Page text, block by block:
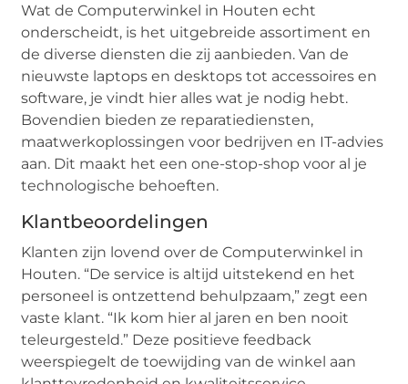
Wat de Computerwinkel in Houten echt
onderscheidt, is het uitgebreide assortiment en
de diverse diensten die zij aanbieden. Van de
nieuwste laptops en desktops tot accessoires en
software, je vindt hier alles wat je nodig hebt.
Bovendien bieden ze reparatiediensten,
maatwerkoplossingen voor bedrijven en IT-advies
aan. Dit maakt het een one-stop-shop voor al je
technologische behoeften.
Klantbeoordelingen
Klanten zijn lovend over de Computerwinkel in
Houten. “De service is altijd uitstekend en het
personeel is ontzettend behulpzaam,” zegt een
vaste klant. “Ik kom hier al jaren en ben nooit
teleurgesteld.” Deze positieve feedback
weerspiegelt de toewijding van de winkel aan